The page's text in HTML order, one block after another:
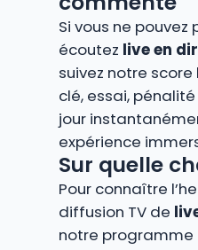
Si vous ne
écoutez live en
suivez notre
clé, essai,
jour
expérience
Sur quelle
Pour connaître
diffusion TV de
notre programme